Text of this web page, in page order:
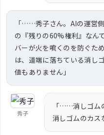
「……秀子さん。AIの運営
の『残りの60%権利』なん
バーが火を噴くのを防ぐた
は、道端に落ちている消し
値もありません」
秀子
「……消しゴム
消しゴムのカス